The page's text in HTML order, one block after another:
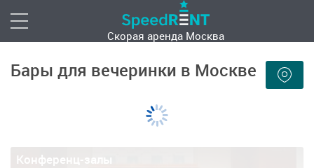
Скорая аренда Москва
Бары для вечеринки в Москве
Конференц-залы